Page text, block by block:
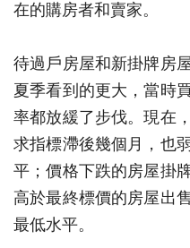
在的購房者和賣家。
待過戶房屋和新掛牌房
夏季看到的更大，當時
率都放緩了步伐。現在
求指標滯後幾個月，也
平；價格下跌的房屋掛
高於最終標價的房屋出
最低水平。